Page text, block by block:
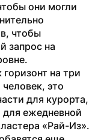
они могли
чтобы
запрос на
на три
это
для курорта,
для ежедневной
«Рай-Из».